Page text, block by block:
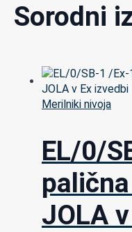
Sorodni
Merilniki nivoja
EL/0/
JOLA